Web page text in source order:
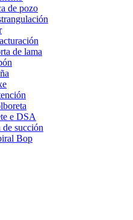
de pozo
de lama
e DSA
succión
Bop